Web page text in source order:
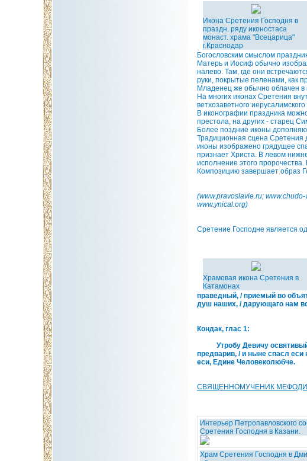
Икона Сретения Господня в
праздн. ряду иконостаса
монаст. храма "Всецарица"
г.Краснодар
Богословским смыслом
Матерь и Иосиф обычно
налево. Там, где они
руки, покрытые пеленами, как
Младенец же обычно облачен в
На многих иконах Сретения
ветхозаветного
В иконографии праздника
престола, на других - старец
Более поздние иконы
Традиционная сцена Сретения
иконы изображено грядущее
признает Христа. В левом
исполнение этого
Композицию завершает образ
(www.pravoslavie.ru;
www.ynical.org)
Сретение Господне является
Храмовая икона Сретения в
Катамонах
праведный, / приемый во
душ наших, / дарующаго нам
Кондак, глас 1:
Утробу Девичу освятивый
предварив, / и ныне спасл
еси, Едине Человеколюбче.
СВЯЩЕННОМУЧЕНИК
Интерьер Петропавловского
Сретения Господня в Казани.
Храм Сретения Господня в